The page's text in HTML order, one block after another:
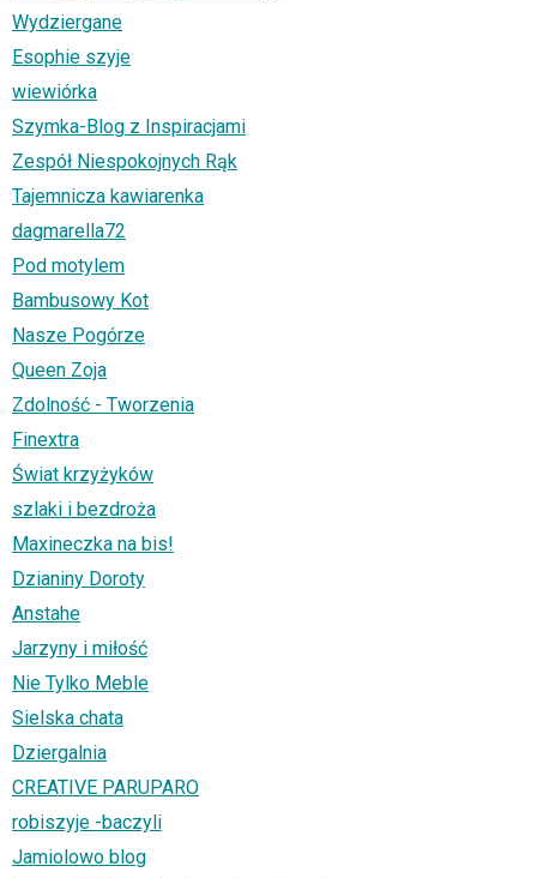
Wydziergane
Esophie szyje
wiewiórka
Szymka-Blog z Inspiracjami
Zespół Niespokojnych Rąk
Tajemnicza kawiarenka
dagmarella72
Pod motylem
Bambusowy Kot
Nasze Pogórze
Queen Zoja
Zdolność - Tworzenia
Finextra
Świat krzyżyków
szlaki i bezdroża
Maxineczka na bis!
Dzianiny Doroty
Anstahe
Jarzyny i miłość
Nie Tylko Meble
Sielska chata
Dziergalnia
CREATIVE PARUPARO
robiszyje -baczyli
Jamiolowo blog